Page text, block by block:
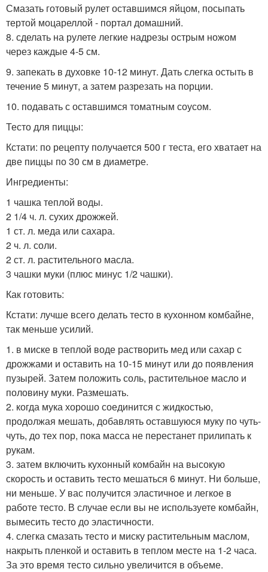
Смазать готовый рулет оставшимся яйцом, посыпать
тертой моцареллой - портал домашний.
8. сделать на рулете легкие надрезы острым ножом
через каждые 4-5 см.
9. запекать в духовке 10-12 минут. Дать слегка остыть в
течение 5 минут, а затем разрезать на порции.
10. подавать с оставшимся томатным соусом.
Тесто для пиццы:
Кстати: по рецепту получается 500 г теста, его хватает на
две пиццы по 30 см в диаметре.
Ингредиенты:
1 чашка теплой воды.
2 1/4 ч. л. сухих дрожжей.
1 ст. л. меда или сахара.
2 ч. л. соли.
2 ст. л. растительного масла.
3 чашки муки (плюс минус 1/2 чашки).
Как готовить:
Кстати: лучше всего делать тесто в кухонном комбайне,
так меньше усилий.
1. в миске в теплой воде растворить мед или сахар с
дрожжами и оставить на 10-15 минут или до появления
пузырей. Затем положить соль, растительное масло и
половину муки. Размешать.
2. когда мука хорошо соединится с жидкостью,
продолжая мешать, добавлять оставшуюся муку по чуть-
чуть, до тех пор, пока масса не перестанет прилипать к
рукам.
3. затем включить кухонный комбайн на высокую
скорость и оставить тесто мешаться 6 минут. Ни больше,
ни меньше. У вас получится эластичное и легкое в
работе тесто. В случае если вы не используете комбайн,
вымесить тесто до эластичности.
4. слегка смазать тесто и миску растительным маслом,
накрыть пленкой и оставить в теплом месте на 1-2 часа.
За это время тесто сильно увеличится в объеме.